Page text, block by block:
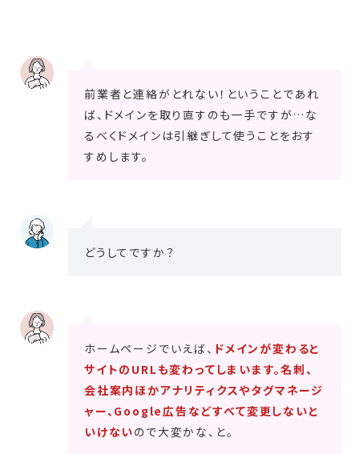
前業者と連絡がとれない！ということであれ
ば、ドメインを取り直すのも一手ですが…な
るべくドメインは引継ぎして使うことをおす
すめします。
どうしてですか？
ホームページでいえば、 ドメインが変わると
サイトのURLも変わってしまいます。名刺、
会社案内ほかアナリティクスやタグマネージ
ャー、Google広告などすべて変更しないと
いけないので大変かな、と。